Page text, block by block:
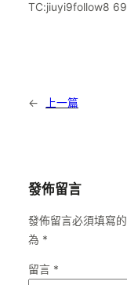
TC:jiuyi9follow8
← 上一篇
發佈留言
發佈留言必須填寫
為 *
留言 *